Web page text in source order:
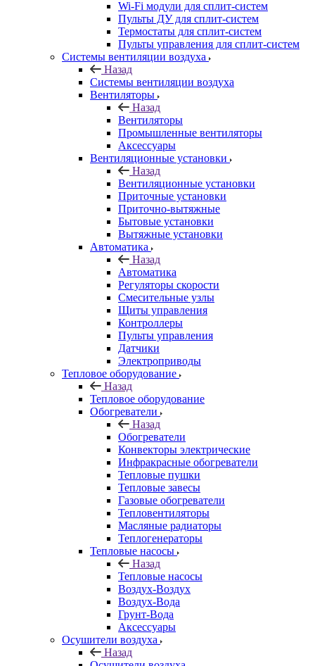
Wi-Fi модули для сплит-систем
Пульты ДУ для сплит-систем
Термостаты для сплит-систем
Пульты управления для сплит-систем
Системы вентиляции воздуха
Назад
Системы вентиляции воздуха
Вентиляторы
Назад
Вентиляторы
Промышленные вентиляторы
Аксессуары
Вентиляционные установки
Назад
Вентиляционные установки
Приточные установки
Приточно-вытяжные
Бытовые установки
Вытяжные установки
Автоматика
Назад
Автоматика
Регуляторы скорости
Смесительные узлы
Щиты управления
Контроллеры
Пульты управления
Датчики
Электроприводы
Тепловое оборудование
Назад
Тепловое оборудование
Обогреватели
Назад
Обогреватели
Конвекторы электрические
Инфракрасные обогреватели
Тепловые пушки
Тепловые завесы
Газовые обогреватели
Тепловентиляторы
Масляные радиаторы
Теплогенераторы
Тепловые насосы
Назад
Тепловые насосы
Воздух-Воздух
Воздух-Вода
Грунт-Вода
Аксессуары
Осушители воздуха
Назад